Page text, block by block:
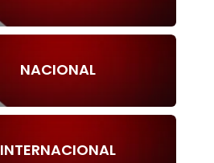
NACIONAL
INTERNACIONAL